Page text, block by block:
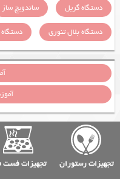
دستگاه گریل
ساندویچ ساز
دستگاه بلال تنوری
تجهیزات رستوران تجهیزات فست